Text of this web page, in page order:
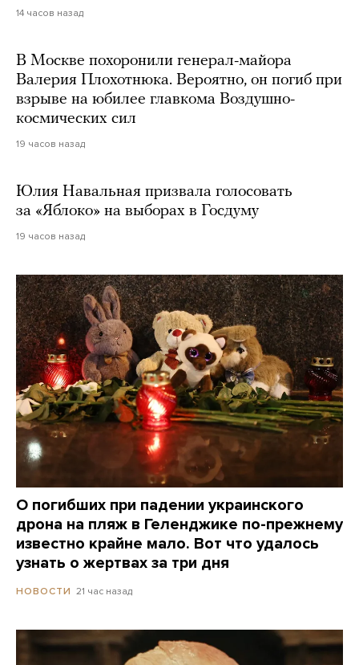
14 часов назад
В Москве похоронили генерал-майора
Валерия Плохотнюка. Вероятно, он погиб при
взрыве на юбилее главкома Воздушно-
космических сил
19 часов назад
Юлия Навальная призвала голосовать
за «Яблоко» на выборах в Госдуму
19 часов назад
О погибших при падении украинского
дрона на пляж в Геленджике по-прежнему
известно крайне мало. Вот что удалось
узнать о жертвах за три дня
НОВОСТИ 21 час назад